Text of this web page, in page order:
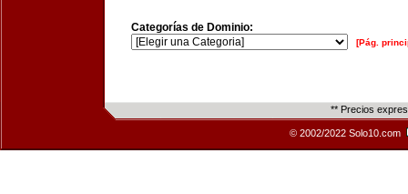
Categorías de Dominio:
[Pág.
** Precios
© 2002/2022 Solo10.com